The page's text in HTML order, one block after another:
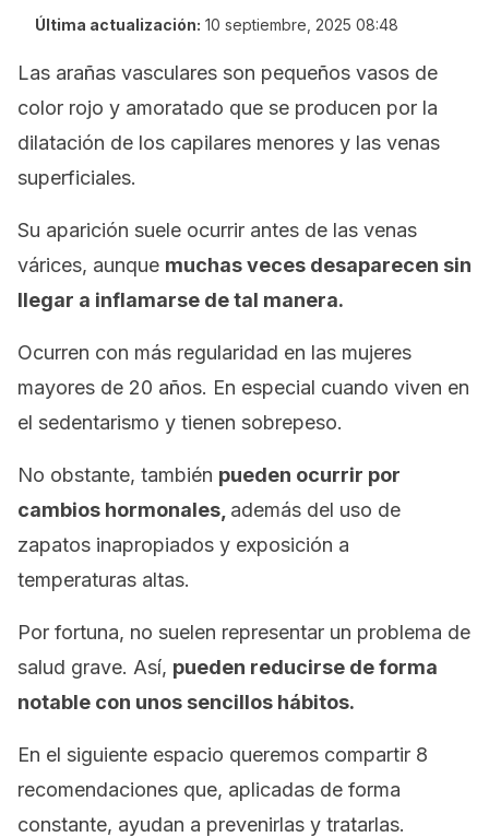
Última actualización: 10 septiembre, 2025 08:48
Las arañas vasculares son pequeños vasos de
color rojo y amoratado que se producen por la
dilatación de los capilares menores y las venas
superficiales.
Su aparición suele ocurrir antes de las venas
várices, aunque muchas veces desaparecen sin
llegar a inflamarse de tal manera.
Ocurren con más regularidad en las mujeres
mayores de 20 años. En especial cuando viven en
el sedentarismo y tienen sobrepeso.
No obstante, también pueden ocurrir por
cambios hormonales, además del uso de
zapatos inapropiados y exposición a
temperaturas altas.
Por fortuna, no suelen representar un problema de
salud grave. Así, pueden reducirse de forma
notable con unos sencillos hábitos.
En el siguiente espacio queremos compartir 8
recomendaciones que, aplicadas de forma
constante, ayudan a prevenirlas y tratarlas.